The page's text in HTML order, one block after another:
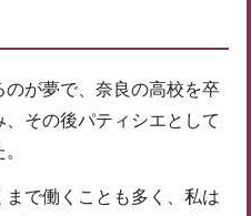
のが夢で、奈良の高校を卒
その後パティシエとして
で働くことも多く、私は